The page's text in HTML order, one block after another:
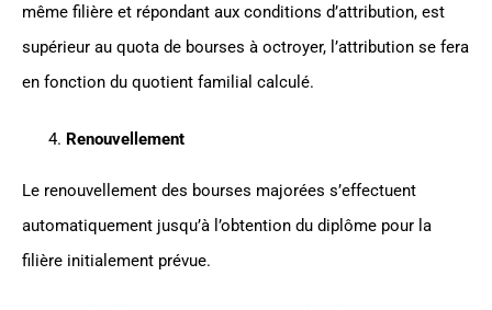
même filière et répondant aux conditions d’attribution, est
supérieur au quota de bourses à octroyer, l’attribution se fera
en fonction du quotient familial calculé.
Renouvellement
Le renouvellement des bourses majorées s’effectuent
automatiquement jusqu’à l’obtention du diplôme pour la
filière initialement prévue.